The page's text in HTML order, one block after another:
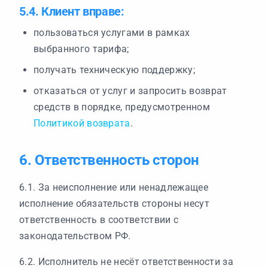
5.4. Клиент вправе:
пользоваться услугами в рамках
выбранного тарифа;
получать техническую поддержку;
отказаться от услуг и запросить возврат
средств в порядке, предусмотренном
Политикой возврата.
6. Ответственность сторон
6.1. За неисполнение или ненадлежащее
исполнение обязательств стороны несут
ответственность в соответствии с
законодательством РФ.
6.2. Исполнитель не несёт ответственности за